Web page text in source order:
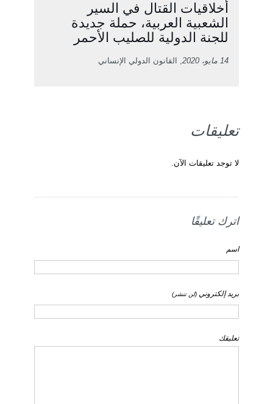
أخلاقيات القتال في السير
الشعبية العربية، حملة جديدة
للجنة الدولية للصليب الأحمر
14 مايو، 2020 , القانون الدولي الإنساني
تعليقات
لا توجد تعليقات الآن.
اترك تعليقًا
اسم
بريد إلكتروني (لن تنشر)
تعليقك